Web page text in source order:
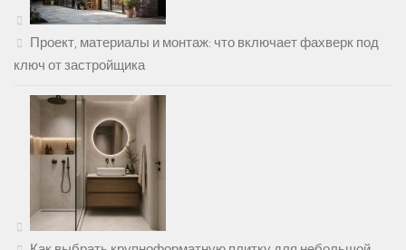
Проект, материалы и монтаж: что включает фахверк под
ключ от застройщика